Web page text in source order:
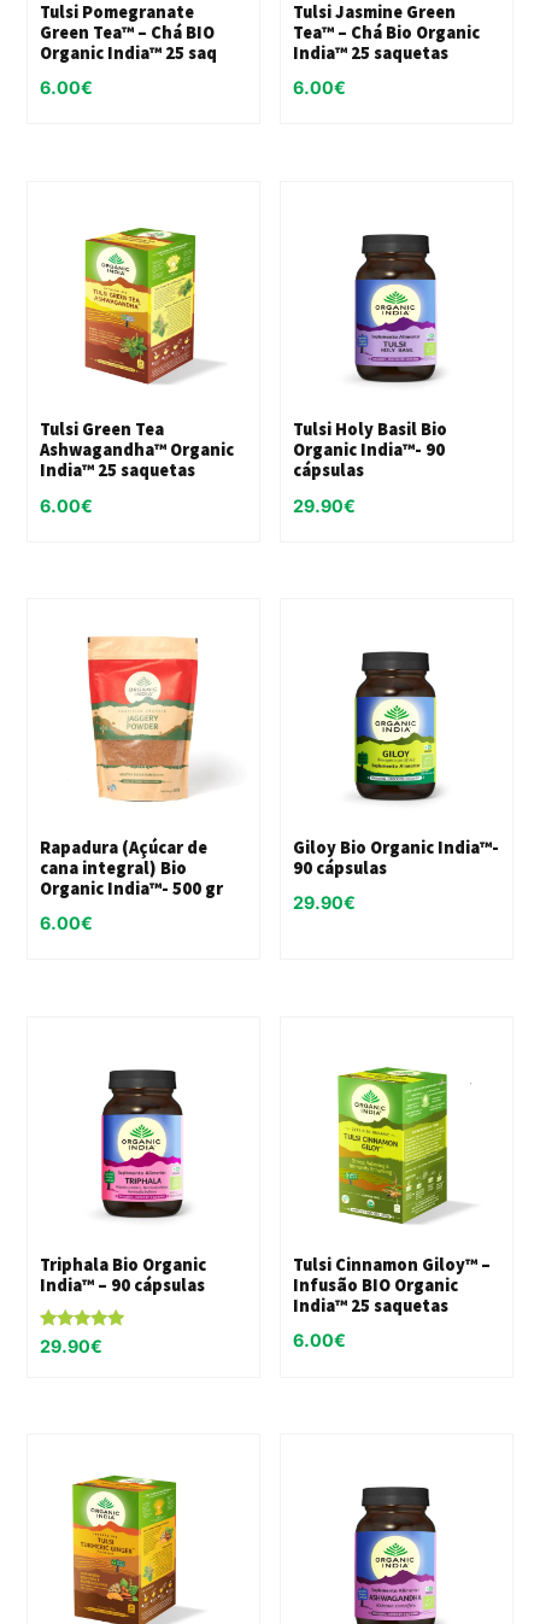
Tulsi Pomegranate
Green Tea™ – Chá BIO
Organic India™ 25 saq
6.00€
Tulsi Jasmine Green
Tea™ – Chá Bio Organic
India™ 25 saquetas
6.00€
Tulsi Green Tea
Ashwagandha™ Organic
India™ 25 saquetas
6.00€
Tulsi Holy Basil Bio
Organic India™- 90
cápsulas
29.90€
Rapadura (Açúcar de
cana integral) Bio
Organic India™- 500 gr
6.00€
Giloy Bio Organic India™-
90 cápsulas
29.90€
Triphala Bio Organic
India™ – 90 cápsulas
Avaliação
5.00
29.90€
Tulsi Cinnamon Giloy™ –
Infusão BIO Organic
India™ 25 saquetas
6.00€